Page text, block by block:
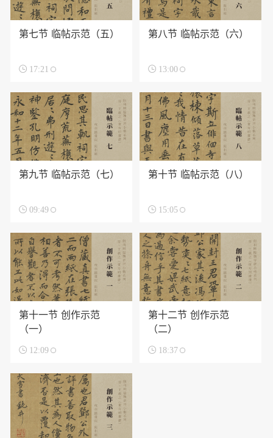
第七节 临帖示范（五）
 17:21
第八节 临帖示范（六）
 13:00
第九节 临帖示范（七）
 09:49
第十节 临帖示范（八）
 15:05
第十一节 创作示范
（一）
 12:09
第十二节 创作示范
（二）
 18:37